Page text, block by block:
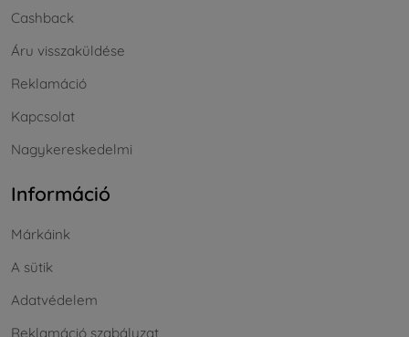
Cashback
Áru visszaküldése
Reklamáció
Kapcsolat
Nagykereskedelmi
Információ
Márkáink
A sütik
Adatvédelem
Reklamáció szabályzat